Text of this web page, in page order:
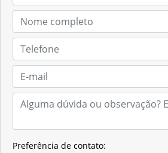
Preferência de contato: